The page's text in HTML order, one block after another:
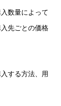
数量によって
先ごとの価格
する方法、用